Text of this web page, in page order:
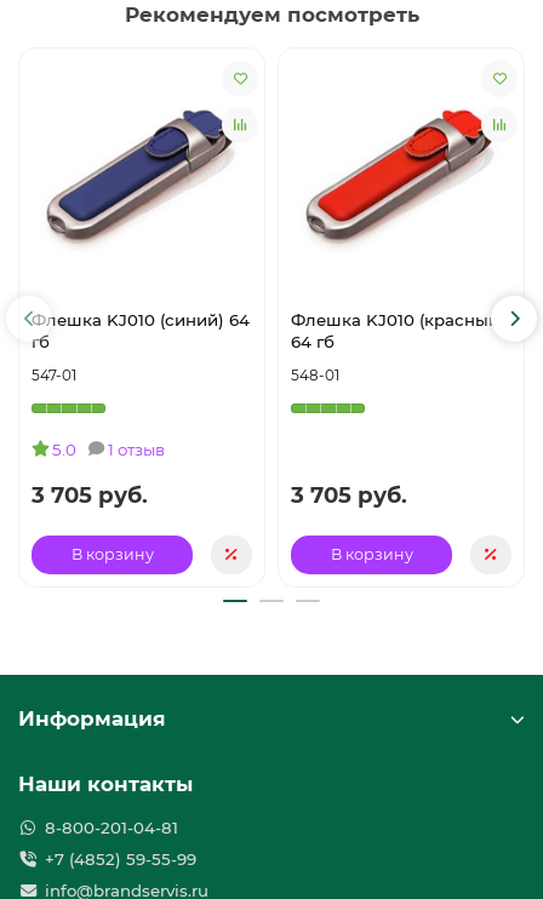
Рекомендуем посмотреть
Флешка KJ010 (синий) 64
гб
547-01
5.0 1 отзыв
3 705 руб.
В корзину
Флешка KJ010 (красный)
64 гб
548-01
3 705 руб.
В корзину
Информация
Наши контакты
8-800-201-04-81
+7 (4852) 59-55-99
info@brandservis.ru